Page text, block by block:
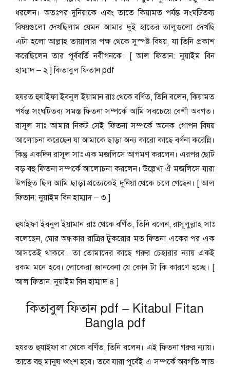
ধরলেন। অতঃপর দুনিয়াকে এবং তাতে কিয়ামত পর্যন্ত সংঘটিতব্য
বিষয়গুলো দেখছিলাম যেমন আমার দুই হাতের তালুগুলো দেখছি
এটা হলো আল্লাহ তায়ালার পক্ষ থেকে সুস্পষ্ট বিষয়, যা তিনি প্রকাশ
করেছিলেন তার পূর্ববর্তি নবীগনকে। [ আল ফিতান: নুয়াইম বিন
হাম্মাদ – ২ ] কিতাবুল ফিতান pdf
হযরত হুযাইফা ইবনুল ইয়ামান রাঃ থেকে বর্ণিত, তিনি বলেন, কিয়ামত
পর্যন্ত সংঘটিতব্য সমস্ত ফিতনা সম্পর্কে আমি সবচেয়ে বেশী অবগত।
রাসূল সাঃ আমার নিকট সেই ফিতনা সম্পর্কে অনেক গোপন বিষয়
আলোচনা করেছেন যা আমাকে ছাড়া অন্য কারো কাছে বর্ণনা করেন্নি।
কিন্তু একদিন রাসূল সাঃ এক মজলিসে আগমণ করলেন। এরপর ছোট
বড় বহু ফিতনা সম্পর্কে আলোচনা করলেন। উল্লেখ্য ঐ মজলিসে যারা
উপস্থিত ছিল আমি ছাড়া প্রত্যেকেই দুনিয়া থেকে চলে গেছেন। [ আল
ফিতান: নুয়াইম বিন হাম্মাদ – ৩ ]
হুযাইফা ইবনুল ইয়ামান রাঃ থেকে বর্ণিত, তিনি বলেন, রাসূলুল্লাহ সাঃ
বলেছেন, ঘোর অন্ধকার রাত্রির টুকরোর মত ফিতনা একের পর এক
আসতেই থাকবে। তা তোমাদের কাছে গরুর চেহারার ন্যায় একই
রকম মনে হবে। লোকেরা জানবেনা যে কোন টা কি কারণে হচ্ছে। [
আল ফিতান: নুয়াইম বিন হাম্মাদ ৪ ]
কিতাবুল ফিতান pdf – Kitabul Fitan
Bangla pdf
হযরত হুযাইফা বা থেকে বর্ণিত, তিনি বলেন। এই ফিতনা গরুর ন্যায়।
তাতে বহু মানুষ ধ্বংশ হবে। তবে যারা পূর্বেই এ সম্পর্কে অবগতি লাভ